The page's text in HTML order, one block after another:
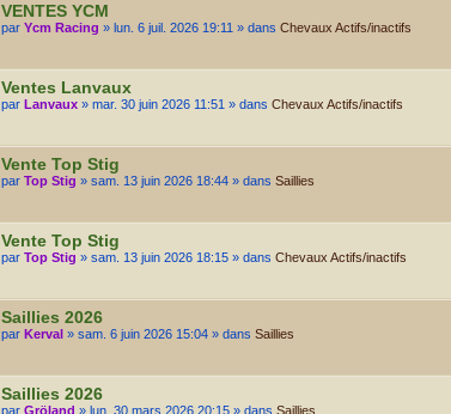
VENTES YCM
par Ycm Racing » lun. 6 juil. 2026 19:11 » dans Chevaux Actifs/inactifs
Ventes Lanvaux
par Lanvaux » mar. 30 juin 2026 11:51 » dans Chevaux Actifs/inactifs
Vente Top Stig
par Top Stig » sam. 13 juin 2026 18:44 » dans Saillies
Vente Top Stig
par Top Stig » sam. 13 juin 2026 18:15 » dans Chevaux Actifs/inactifs
Saillies 2026
par Kerval » sam. 6 juin 2026 15:04 » dans Saillies
Saillies 2026
par Gröland » lun. 30 mars 2026 20:15 » dans Saillies